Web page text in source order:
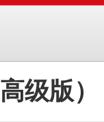
级版）